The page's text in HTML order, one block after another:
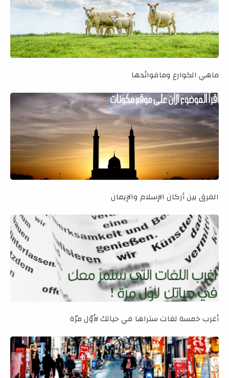
ماهي الكوارع ومافوائدها
الفرق بين أركان الإسلام والإيمان
أغرب خمسة لغات ستراها في حياتك لأوّل مرّة